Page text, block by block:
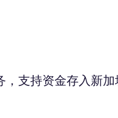
支持资金存入新